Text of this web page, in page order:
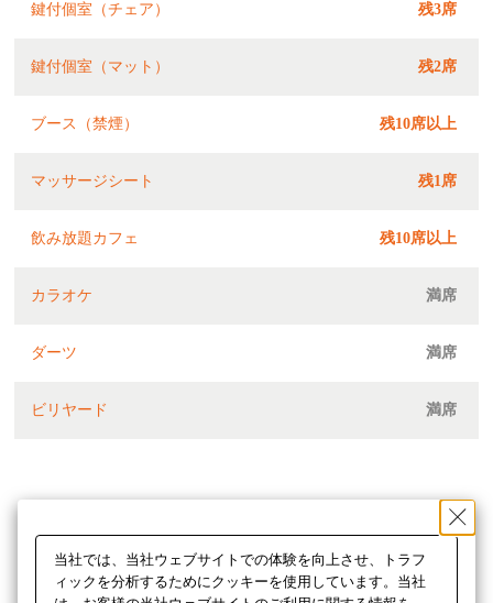
鍵付個室（チェア） 残3席
鍵付個室（マット） 残2席
ブース（禁煙） 残10席以上
マッサージシート 残1席
飲み放題カフェ 残10席以上
カラオケ 満席
ダーツ 満席
ビリヤード 満席
当社では、当社ウェブサイトでの体験を向上させ、トラフ
ィックを分析するためにクッキーを使用しています。当社